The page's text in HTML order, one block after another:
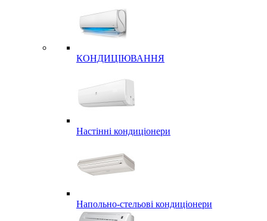
КОНДИЦІЮВАННЯ
Настінні кондиціонери
Напольно-стельові кондиціонери